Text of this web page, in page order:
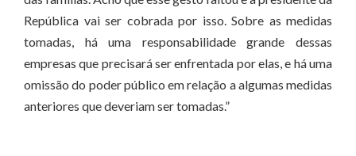
República vai ser cobrada por isso. Sobre as medidas
tomadas, há uma responsabilidade grande dessas
empresas que precisará ser enfrentada por elas, e há uma
omissão do poder público em relação a algumas medidas
anteriores que deveriam ser tomadas.”